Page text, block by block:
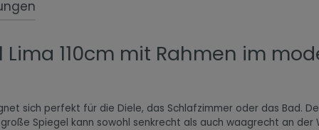
110cm mit Rahmen im
sich perfekt für die Diele, das Schlafzimmer oder das Bad.
Spiegel kann sowohl senkrecht als auch waagrecht an